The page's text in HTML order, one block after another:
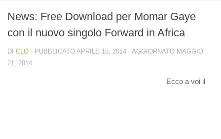
News: Free Download per Momar Gaye
con il nuovo singolo Forward in Africa
DI CLO · PUBBLICATO APRILE 15, 2014 · AGGIORNATO MAGGIO
21, 2014
Ecco a voi il